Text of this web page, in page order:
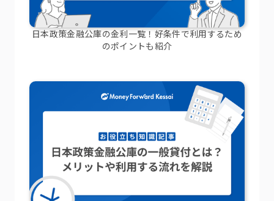
日本政策金融公庫の金利一覧！好条件で利用するため
のポイントも紹介